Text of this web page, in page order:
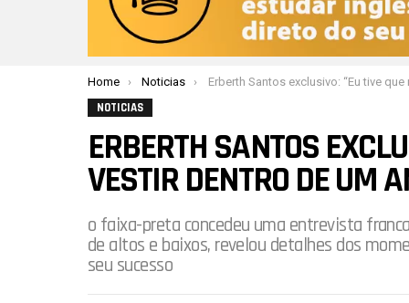
Você está aqui:
Home Noticias Erberth Santos exclusivo: “Eu tive que me vestir dentro de um
NOTICIAS
ERBERTH SANTOS
VESTIR DENTRO DE UM
o faixa-preta concedeu uma entrevista
de altos e baixos, revelou detalhes dos
seu sucesso